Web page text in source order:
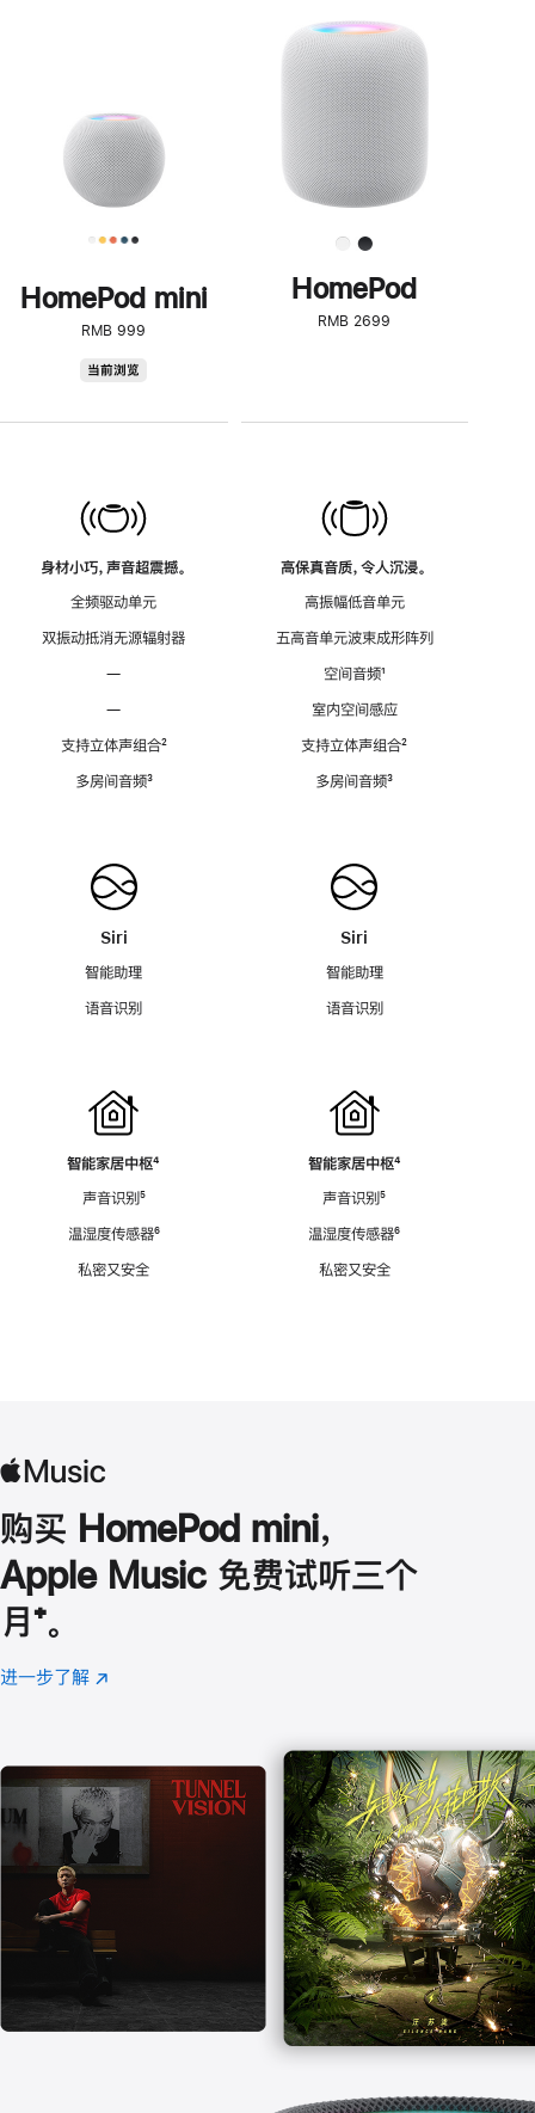
HomePod mini
RMB 999
当前浏览
身材小巧，声音超震撼。
全频驱动单元
双振动抵消无源辐射器
—
—
支持立体声组合脚
²
多房间音频脚
³
Siri
智能助理
语音识别
智能家居中枢脚
⁴
声音识别脚
⁵
温湿度传感器脚
⁶
私密又安全
步
了
解
HomePod<
HomePod
RMB 2699
高保真音质，令人沉浸。
高振幅低音单元
五高音单元波束成形阵列
空间音频脚
¹
室内空间感应
支持立体声组合脚
²
多房间音频脚
³
Siri
智能助理
语音识别
智能家居中枢脚
⁴
声音识别脚
⁵
温湿度传感器脚
⁶
私密又安全
购买 HomePod mini，
Apple Music 免费试听三个
月 脚
注
⁺。
进一步了解 Apple
(在
口
中
打
开)